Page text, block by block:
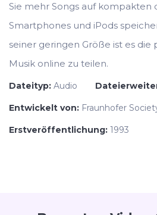
Sie mehr Songs auf kompakten
Smartphones und iPods
seiner geringen Größe ist es die
Musik online zu teilen.
Dateityp: Audio
Entwickelt von: Fraunhofer
Erstveröffentlichung: 1993